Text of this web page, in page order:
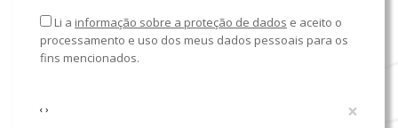
Li a informação sobre a proteção de dados e aceito o
processamento e uso dos meus dados pessoais para os
fins mencionados.
‹ › ×